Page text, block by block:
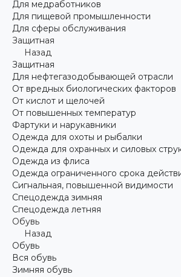
Для медработников
Для пищевой промышленности
Для сферы обслуживания
Защитная
Назад
Защитная
Для нефтегазодобывающей отрасли
От вредных биологических факторов
От кислот и щелочей
От повышенных температур
Фартуки и нарукавники
Одежда для охоты и рыбалки
Одежда для охранных и силовых
Одежда из флиса
Одежда ограниченного срока
Сигнальная, повышенной видимости
Спецодежда зимняя
Спецодежда летняя
Обувь
Назад
Обувь
Вся обувь
Зимняя обувь